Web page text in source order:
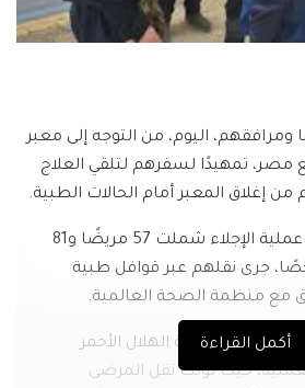
من 130 مريضًا ومرافقهم، اليوم، من التوجه إلى معبر
مصر، تمهيدًا لسفرهم لتلقي العلاج
من إغلاق المعبر أمام الحالات الطبية.
وأفادت مصادر طبية أن عملية الإجلاء شملت 57 مريضًا و81
بإجمالي 138 شخصًا، جرى نقلهم عبر قوافل طبية
مع منظمة الصحة العالمية.
لجمعية الهلال الأحمر
حيث تولّت نقل المرضى
أكمل القراءة